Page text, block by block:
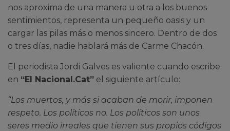
nos aproxima de una manera u otra a los buenos
sentimientos, representa un pequeño oasis y un
cargar las pilas más o menos sincero. Dentro de dos
o tres días, nadie hablará más de Carme Chacón.
El periodista Jordi Galves es valiente cuando escribe
en “El Nacional.Cat” el siguiente artículo:
“Los muertos, y más si acaban de morir, imponen
respeto. Los políticos no. Los políticos son unos
seres medio irreales que tienen sus propios códigos